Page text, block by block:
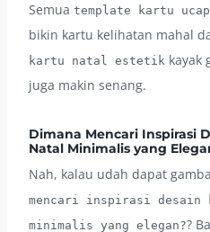
Semua template kartu
bikin kartu kelihatan mahal
kartu natal estetik kayak
juga makin senang.
Dimana Mencari Inspirasi
Natal Minimalis yang
Nah, kalau udah dapat
mencari inspirasi desain
minimalis yang elegan??